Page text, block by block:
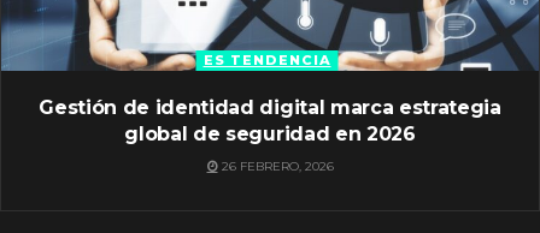
ES TENDENCIA
Gestión de identidad digital marca estrategia
global de seguridad en 2026
26 FEBRERO, 2026